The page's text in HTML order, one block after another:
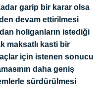
garip bir karar olsa
devam ettirilmesi
holiganların istediği
maksatlı kasti bir
için istenen sonucu
daha geniş
sürdürülmesi